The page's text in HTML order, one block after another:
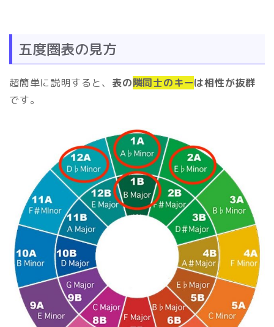
五度圏表の見方
超簡単に説明すると、 表の隣同士のキーは相性が抜群
です。